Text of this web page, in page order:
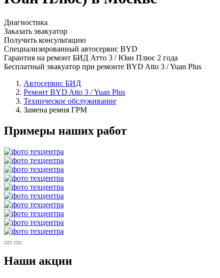
Диагностика
Заказать эвакуатор
Получить консультацию
Специализированный автосервис BYD
Гарантия на ремонт БИД Атто 3 / Юан Плюс 2 года
Бесплатный эвакуатор при ремонте BYD Atto 3 / Yuan Plus
Автосервис БИД
Ремонт BYD Atto 3 / Yuan Plus
Техническое обслуживание
Замена ремня ГРМ
Примеры наших работ
Наши акции